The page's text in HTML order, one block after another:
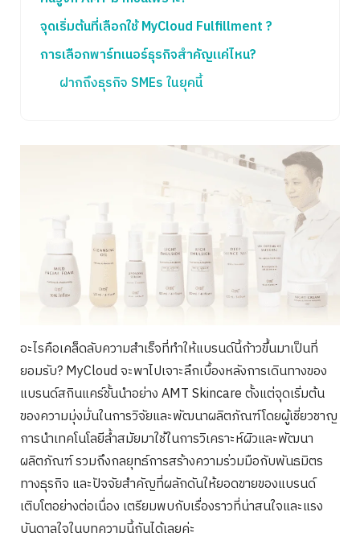
จุดเริ่มต้นที่เลือกใช้ MyCloud Fulfillment ?
การเลือกพาร์ทเนอร์ธุรกิจสำคัญแค่ไหน?
ฝากถึงธุรกิจ SMEs ในยุคนี้
อะไรคือเคล็ดลับความสำเร็จที่ทำให้แบรนด์นี้ก้าวขึ้นมาเป็นที่
ยอมรับ? MyCloud จะพาไปเจาะลึกเบื้องหลังการเดินทางของ
แบรนด์สกินแคร์ชั้นนำอย่าง AMT Skincare ตั้งแต่จุดเริ่มต้น
ของความมุ่งมั่นในการวิจัยและพัฒนาผลิตภัณฑ์โดยผู้เชี่ยวชาญ
การนำเทคโนโลยีล้ำสมัยมาใช้ในการวิเคราะห์ผิวและพัฒนา
ผลิตภัณฑ์ รวมถึงกลยุทธ์การสร้างความร่วมมือกับพันธมิตร
ทางธุรกิจ และปัจจัยสำคัญที่ผลักดันให้ยอดขายของแบรนด์
เติบโตอย่างต่อเนื่อง เตรียมพบกับเรื่องราวที่น่าสนใจและแรง
บันดาลใจในบทความนี้กันได้เลยค่ะ